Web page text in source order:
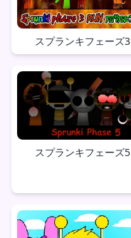
スプランキフェーズ3
スプランキフェーズ5